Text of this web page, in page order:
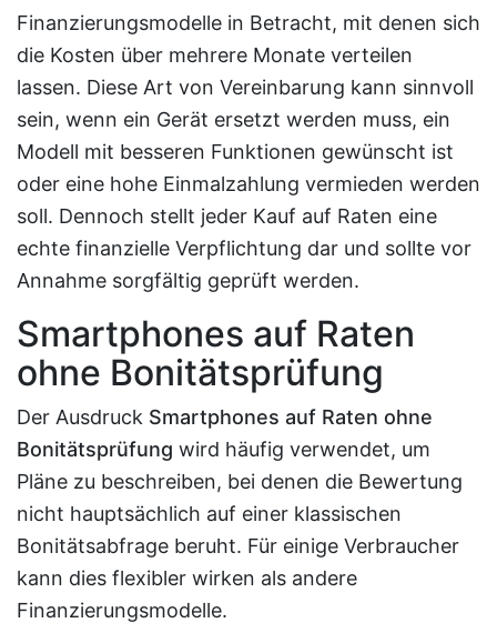
Finanzierungsmodelle in Betracht, mit denen sich
die Kosten über mehrere Monate verteilen
lassen. Diese Art von Vereinbarung kann sinnvoll
sein, wenn ein Gerät ersetzt werden muss, ein
Modell mit besseren Funktionen gewünscht ist
oder eine hohe Einmalzahlung vermieden werden
soll. Dennoch stellt jeder Kauf auf Raten eine
echte finanzielle Verpflichtung dar und sollte vor
Annahme sorgfältig geprüft werden.
Smartphones auf Raten
ohne Bonitätsprüfung
Der Ausdruck Smartphones auf Raten ohne
Bonitätsprüfung wird häufig verwendet, um
Pläne zu beschreiben, bei denen die Bewertung
nicht hauptsächlich auf einer klassischen
Bonitätsabfrage beruht. Für einige Verbraucher
kann dies flexibler wirken als andere
Finanzierungsmodelle.